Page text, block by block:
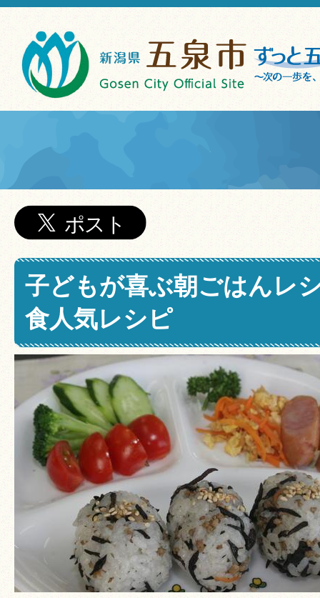
子どもが喜ぶ朝ごはんレ
食人気レシピ